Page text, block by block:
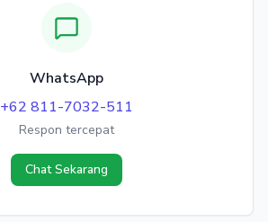
WhatsApp
+62 811-7032-511
Respon tercepat
Chat Sekarang